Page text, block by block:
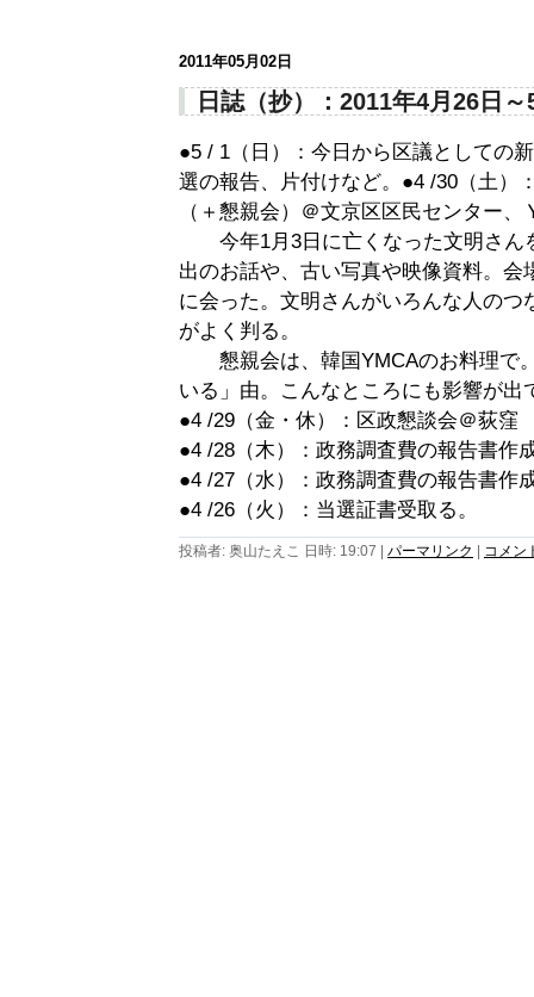
2011年05月02日
日誌（抄）：2011年4月26日～
●5 / 1（日）：今日から区議としての
選の報告、片付けなど。●4 /30（土）
（＋懇親会）＠文京区区民センター、
今年1月3日に亡くなった文明さん
出のお話や、古い写真や映像資料。会
に会った。文明さんがいろんな人のつ
がよく判る。
懇親会は、韓国YMCAのお料理で
いる」由。こんなところにも影響が出
●4 /29（金・休）：区政懇談会＠荻窪
●4 /28（木）：政務調査費の報告書作
●4 /27（水）：政務調査費の報告書作
●4 /26（火）：当選証書受取る。
投稿者: 奥山たえこ 日時: 19:07 パーマリンク コメン